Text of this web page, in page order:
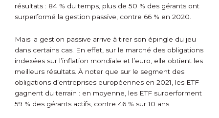
résultats : 84 % du temps, plus de 50 % des gérants ont
surperformé la gestion passive, contre 66 % en 2020.
Mais la gestion passive arrive à tirer son épingle du jeu
dans certains cas. En effet, sur le marché des obligations
indexées sur l’inflation mondiale et l’euro, elle obtient les
meilleurs résultats. À noter que sur le segment des
obligations d’entreprises européennes en 2021, les ETF
gagnent du terrain : en moyenne, les ETF surperforment
59 % des gérants actifs, contre 46 % sur 10 ans.